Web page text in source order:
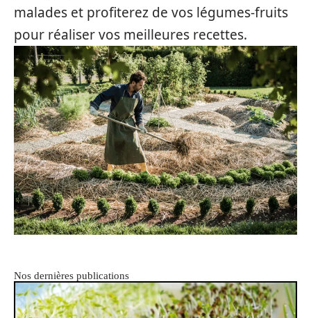
malades et profiterez de vos légumes-fruits
pour réaliser vos meilleures recettes.
Nos dernières publications